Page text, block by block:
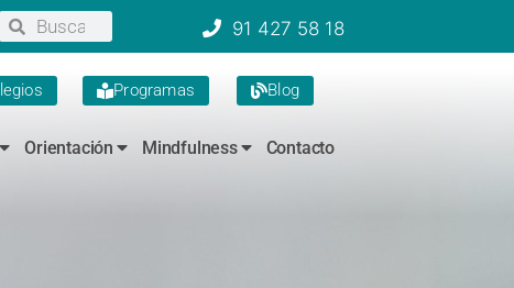
91 427 58 18
Programas Blog
Orientación Mindfulness Contacto